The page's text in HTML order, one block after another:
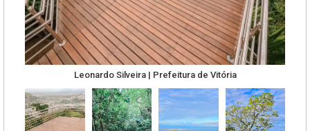
Leonardo Silveira | Prefeitura de Vitória